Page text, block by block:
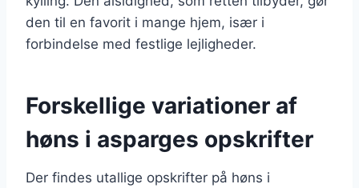
den til en favorit i mange hjem, især i
forbindelse med festlige lejligheder.
Forskellige variationer af
høns i asparges opskrifter
Der findes utallige opskrifter på høns i